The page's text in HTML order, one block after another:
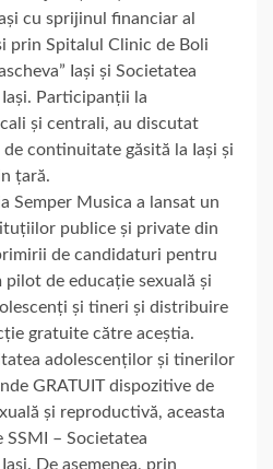
cu sprijinul financiar al
prin Spitalul Clinic de Boli
Iași și Societatea
Participanții la
și centrali, au discutat
continuitate găsită la Iași și
țară.
Semper Musica a lansat un
publice și private din
de candidaturi pentru
pilot de educație sexuală și
și tineri și distribuire
gratuite către aceștia.
adolescenților și tinerilor
GRATUIT dispozitive de
și reproductivă, aceasta
– Societatea
De asemenea, prin